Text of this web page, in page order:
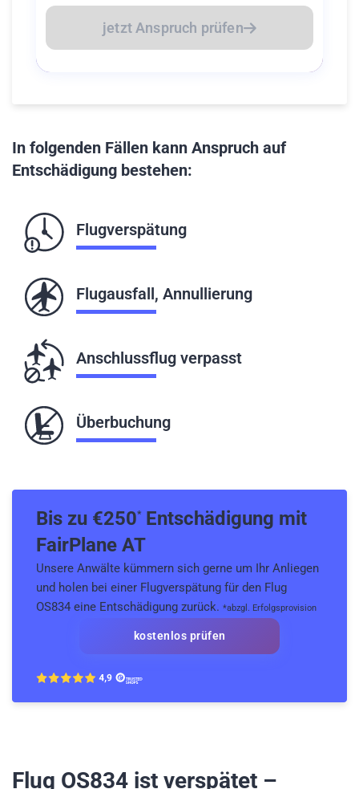
jetzt Anspruch prüfen
In folgenden Fällen kann Anspruch auf
Entschädigung bestehen:
Flugverspätung
Flugausfall, Annullierung
Anschlussflug verpasst
Überbuchung
Bis zu €250*Entschädigung mit
FairPlane AT
Unsere Anwälte kümmern sich gerne um Ihr Anliegen
und holen bei einer Flugverspätung für den Flug
OS834 eine Entschädigung zurück. *abzgl. Erfolgsprovision
kostenlos prüfen
Flug OS834 ist verspätet –